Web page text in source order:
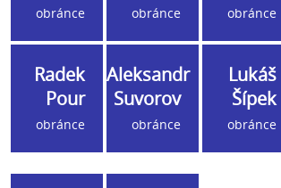
obránce obránce obránce
Radek
Pour
obránce
Aleksandr
Suvorov
obránce
Lukáš
Šípek
obránce